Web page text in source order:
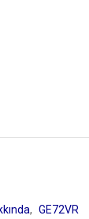
, GE72VR